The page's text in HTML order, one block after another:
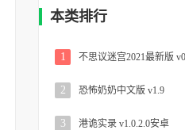
版 v1.1.2
本类排行
1 不思议迷宫2021最新版
2 恐怖奶奶中文版 v1.9
3 港诡实录 v1.0.2.0安卓